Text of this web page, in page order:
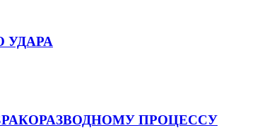
УДАРА
ПРОЦЕССУ